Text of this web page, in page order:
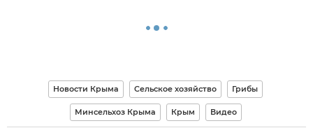
Новости Крыма Сельское хозяйство Грибы
Минсельхоз Крыма Крым Видео